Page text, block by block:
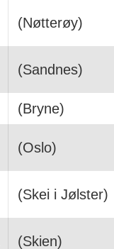
(Nøtterøy)
(Sandnes)
(Bryne)
(Oslo)
(Skei i Jølster)
(Skien)